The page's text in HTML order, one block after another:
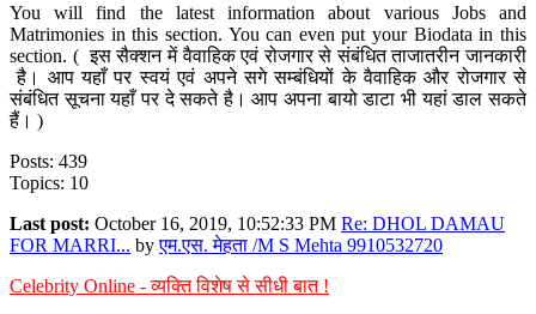
You will find the latest information about various Jobs and
Matrimonies in this section. You can even put your Biodata in this
section. ( इस सैक्शन में वैवाहिक एवं रोजगार से संबंधित ताजातरीन जानकारी
है। आप यहाँ पर स्वयं एवं अपने सगे सम्बंधियों के वैवाहिक और रोजगार से
संबंधित सूचना यहाँ पर दे सकते है। आप अपना बायो डाटा भी यहां डाल सकते
हैं। )
Posts: 439
Topics: 10
Last post: October 16, 2019, 10:52:33 PM Re: DHOL DAMAU
FOR MARRI... byएम.एस. मेहता /M S Mehta 9910532720
Celebrity Online - व्यक्ति विशेष से सीधी बात !